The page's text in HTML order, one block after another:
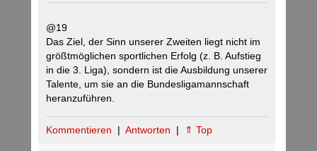
@19
Das Ziel, der Sinn unserer Zweiten liegt nicht im
größtmöglichen sportlichen Erfolg (z. B. Aufstieg
in die 3. Liga), sondern ist die Ausbildung unserer
Talente, um sie an die Bundesligamannschaft
heranzuführen.
Kommentieren | Antworten | ⇑ Top